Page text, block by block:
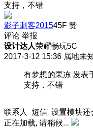
支持，不错
影子刺客201545F 赞
评论 举报
设计达人荣耀畅玩5C
2017-3-12 15:36 属地未
有梦想的果冻 发表
支持，不错
联系人 短信 设置模块还
正在加载, 请稍候...